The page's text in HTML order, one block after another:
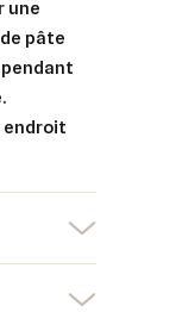
une
pâte
endroit
liste
une liste d'envies